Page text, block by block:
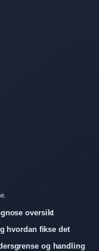
oversikt
hvordan fikse det
og handling